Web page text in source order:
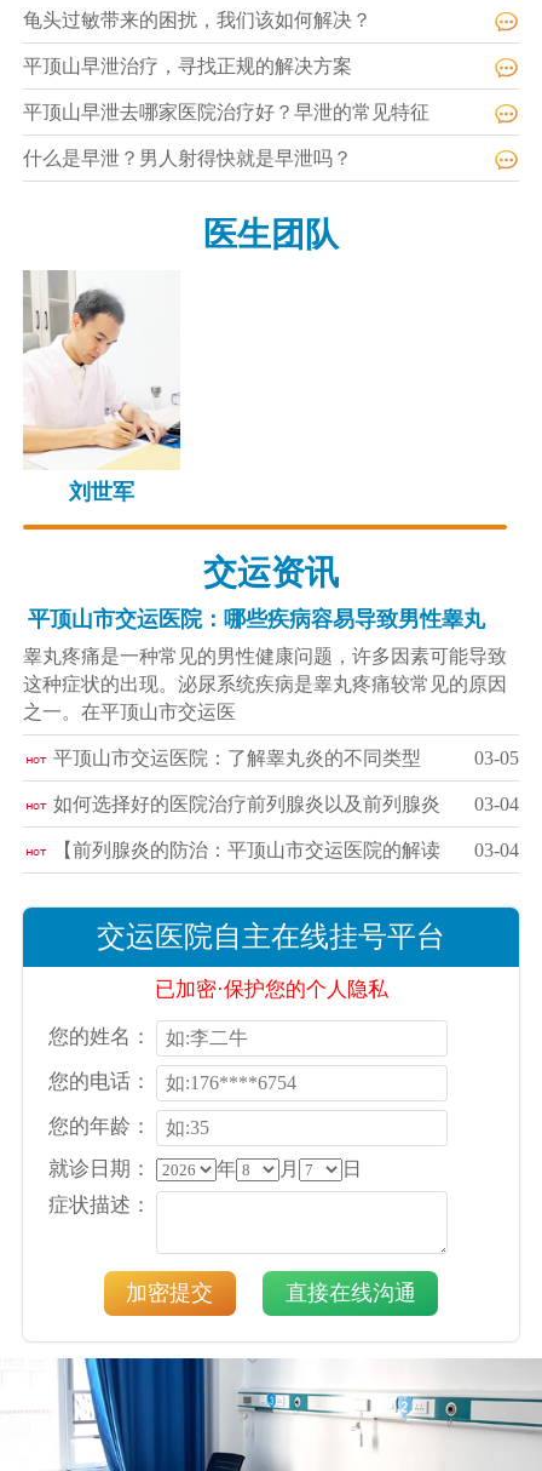
龟头过敏带来的困扰，我们该如何解决？
平顶山早泄治疗，寻找正规的解决方案
平顶山早泄去哪家医院治疗好？早泄的常见特征
什么是早泄？男人射得快就是早泄吗？
医生团队
刘世军
交运资讯
平顶山市交运医院：哪些疾病容易导致男性睾丸
睾丸疼痛是一种常见的男性健康问题，许多因素可能导致
这种症状的出现。泌尿系统疾病是睾丸疼痛较常见的原因
之一。在平顶山市交运医
平顶山市交运医院：了解睾丸炎的不同类型 03-05
如何选择好的医院治疗前列腺炎以及前列腺炎 03-04
【前列腺炎的防治：平顶山市交运医院的解读 03-04
交运医院自主在线挂号平台
已加密·保护您的个人隐私
您的姓名：
您的电话：
您的年龄：
就诊日期：
年 月 日
症状描述：
加密提交 直接在线沟通